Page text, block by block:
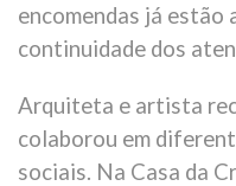
encomendas já estão
continuidade dos
Arquiteta e artista
colaborou em
sociais. Na Casa da